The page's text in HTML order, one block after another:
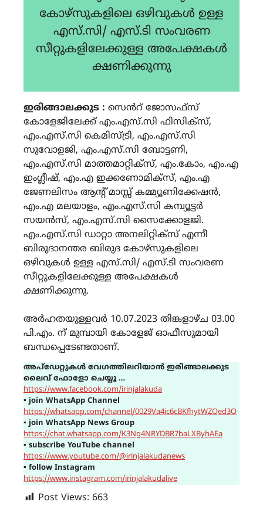
കോഴ്സുകളിലെ ഒഴിവുകൾ ഉള്ള
എസ്.സി/ എസ്.ടി സംവരണ
സീറ്റുകളിലേക്കുള്ള അപേക്ഷകൾ
ക്ഷണിക്കുന്നു
ഇരിങ്ങാലക്കുട : സെൻറ് ജോസഫ്സ്
കോളേജിലേക്ക് എം.എസ്.സി ഫിസിക്സ്,
എം.എസ്.സി കെമിസ്ട്രി, എം.എസ്.സി
സുവോളജി, എം.എസ്.സി ബോട്ടണി,
എം.എസ്.സി മാത്തമാറ്റിക്സ്, എം.കോം, എം.എ
ഇംഗ്ലീഷ്, എം.എ ഇക്കണോമിക്സ്, എം.എ
ജേണലിസം ആൻ്റ് മാസ്സ് കമ്മ്യൂണിക്കേഷൻ,
എം.എ മലയാളം, എം.എസ്.സി കമ്പ്യൂട്ടർ
സയൻസ്, എം.എസ്.സി സൈക്കോളജി.
എം.എസ്.സി ഡാറ്റാ അനലിറ്റിക്സ് എന്നീ
ബിരുദാനന്തര ബിരുദ കോഴ്സുകളിലെ
ഒഴിവുകൾ ഉള്ള എസ്.സി/ എസ്.ടി സംവരണ
സീറ്റുകളിലേക്കുള്ള അപേക്ഷകൾ
ക്ഷണിക്കുന്നു.
അർഹതയുള്ളവർ 10.07.2023 തിങ്കളാഴ്ച 03.00
പി.എം. ന് മുമ്പായി കോളേജ് ഓഫീസുമായി
ബന്ധപ്പെടേണ്ടതാണ്.
അപ്ഡേറ്റുകൾ വേഗത്തിലറിയാൻ ഇരിങ്ങാലക്കുട
ലൈവ് ഫോളോ ചെയ്യൂ …
https://www.facebook.com/irinjalakuda
▪ join WhatsApp Channel
https://whatsapp.com/channel/0029Va4ic6cBKfhytWZQed3O
▪ join WhatsApp News Group
https://chat.whatsapp.com/K3Ng4NRYDBR7baLXByhAEa
▪ subscribe YouTube channel
https://www.youtube.com/@irinjalakudanews
▪ follow Instagram
https://www.instagram.com/irinjalakudalive
Post Views: 663